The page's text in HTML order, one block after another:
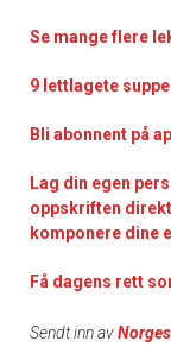
Se mange flere
9 lettlagete
Bli abonnent på
Lag din egen
oppskriften
komponere dine
Få dagens rett
Sendt inn av